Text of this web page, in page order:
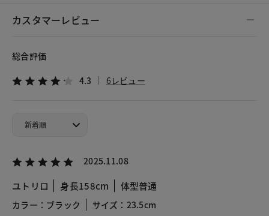
カスタマーレビュー
総合評価
4.3 6レビュー
2025.11.08
ユトリロ 身長158cm 体型普通
カラー：ブラック
サイズ：23.5cm